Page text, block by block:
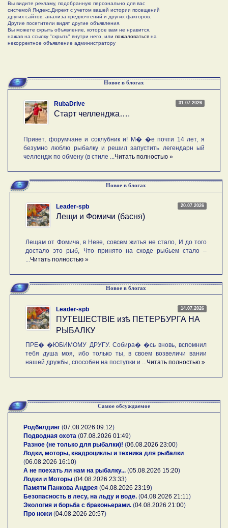
Вы видите рекламу, подобранную персонально для вас
системой Яндекс.Директ с учетом вашей истории посещений
других сайтов, анализа предпочтений и других факторов.
Другие посетители видят другие объявления.
Вы можете скрыть объявление, которое вам не нравится,
нажав на ссылку "скрыть" внутри него, или пожаловаться на
некорректное объявление администратору
Новое в блогах
31.07.2026
RubaDrive
Старт челленджа….
Привет, форумчане и соклубник и! М� �е почти 14 лет, я
безумно люблю рыбалку и решил запустить легендарн ый
челлендж по обмену (в стиле ...Читать полностью »
Новое в блогах
20.07.2026
Leader-spb
Лещи и Фомичи (басня)
Лещам от Фомича, в Неве, совсем житья не стало, И до того
достало это рыб, Что принято на сходе рыбьем стало –
...Читать полностью »
Новое в блогах
14.07.2026
Leader-spb
ПУТЕШЕСТВIE изѣ ПЕТЕРБУРГА НА
РЫБАЛКУ
ПРЕ� �ЮБИМОМУ ДРУГУ. Собира� �сь вновь, вспомнил
тебя душа моя, ибо только ты, в своем возвеличи вании
нашей дружбы, способен на поступки и ...Читать полностью »
Самое обсуждаемое
Родбилдинг (07.08.2026 09:12)
Подводная охота (07.08.2026 01:49)
Разное (не только для рыбалки)! (06.08.2026 23:00)
Лодки, моторы, квадроциклы и техника для рыбалки
(06.08.2026 16:10)
А не поехать ли нам на рыбалку... (05.08.2026 15:20)
Лодки и Моторы (04.08.2026 23:33)
Памяти Панкова Андрея (04.08.2026 23:19)
Безопасность в лесу, на льду и воде. (04.08.2026 21:11)
Экология и борьба с браконьерами. (04.08.2026 21:00)
Про ножи (04.08.2026 20:57)